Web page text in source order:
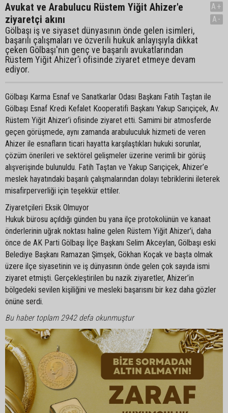
Avukat ve Arabulucu Rüstem Yiğit Ahizer'e
ziyaretçi akını
Gölbaşı iş ve siyaset dünyasının önde gelen isimleri,
başarılı çalışmaları ve özverili hukuk anlayışıyla dikkat
çeken Gölbaşı'nın genç ve başarılı avukatlarından
Rüstem Yiğit Ahizer’i ofisinde ziyaret etmeye devam
ediyor.
A+
A-
Gölbaşı Karma Esnaf ve Sanatkarlar Odası Başkanı Fatih Taştan ile
Gölbaşı Esnaf Kredi Kefalet Kooperatifi Başkanı Yakup Sarıçiçek, Av.
Rüstem Yiğit Ahizer’i ofisinde ziyaret etti. Samimi bir atmosferde
geçen görüşmede, aynı zamanda arabuluculuk hizmeti de veren
Ahizer ile esnafların ticari hayatta karşılaştıkları hukuki sorunlar,
çözüm önerileri ve sektörel gelişmeler üzerine verimli bir görüş
alışverişinde bulunuldu. Fatih Taştan ve Yakup Sarıçiçek, Ahizer’e
meslek hayatındaki başarılı çalışmalarından dolayı tebriklerini ileterek
misafirperverliği için teşekkür ettiler.
Ziyaretçileri Eksik Olmuyor
Hukuk bürosu açıldığı günden bu yana ilçe protokolünün ve kanaat
önderlerinin uğrak noktası haline gelen Rüstem Yiğit Ahizer’i, daha
önce de AK Parti Gölbaşı İlçe Başkanı Selim Akceylan, Gölbaşı eski
Belediye Başkanı Ramazan Şimşek, Gökhan Koçak ve başta olmak
üzere ilçe siyasetinin ve iş dünyasının önde gelen çok sayıda ismi
ziyaret etmişti. Gerçekleştirilen bu nazik ziyaretler, Ahizer’in
bölgedeki sevilen kişiliğini ve mesleki başarısını bir kez daha gözler
önüne serdi.
Bu haber toplam 2942 defa okunmuştur